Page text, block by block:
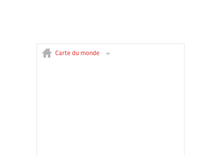
Carte du monde »